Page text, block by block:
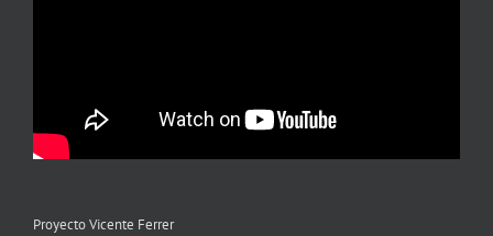
Proyecto Vicente Ferrer